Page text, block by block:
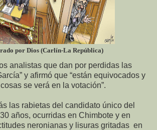
por Dios (Carlín-La República)
analistas que dan por perdidas las
y afirmó que “están equivocados y
se verá en la votación”.
las rabietas del candidato único del
años, ocurridas en Chimbote y en
neronianas y lisuras gritadas en